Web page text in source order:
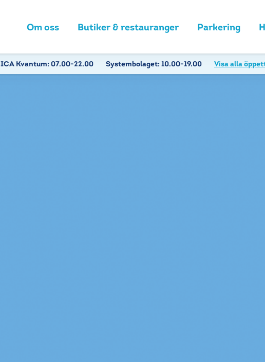
Om oss Butiker & restauranger Parkering
ICA Kvantum: 07.00-22.00 Systembolaget: 10.00-19.00 Visa alla